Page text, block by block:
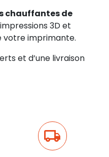
chauffantes de
3D et
votre imprimante.
et d’une livraison